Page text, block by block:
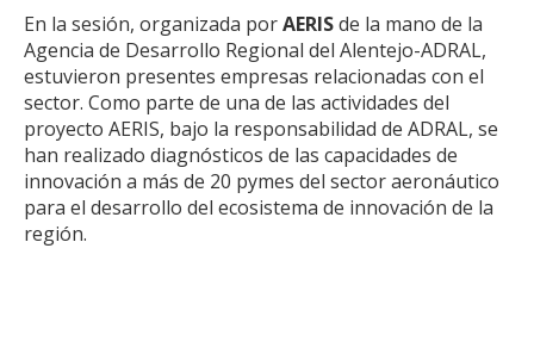
En la sesión, organizada porAERISde la mano de la
Agencia de Desarrollo Regional del Alentejo-ADRAL,
estuvieron presentes empresas relacionadas con el
sector. Como parte de una de las actividades del
proyecto AERIS, bajo la responsabilidad de ADRAL, se
han realizado diagnósticos de las capacidades de
innovación a más de 20 pymes del sector aeronáutico
para el desarrollo del ecosistema de innovación de la
región.